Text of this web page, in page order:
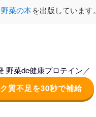
野菜の本を出版しています。
野菜de健康プロテイン／
質不足を30秒で補給